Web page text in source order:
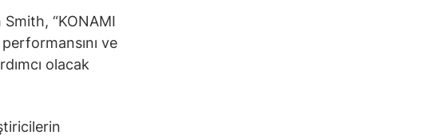
“KONAMI
ve
olacak